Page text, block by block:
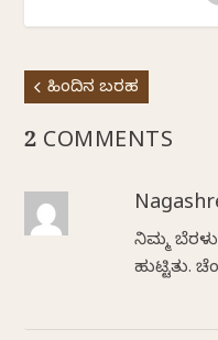
ಹಿಂದಿನ ಬರಹ
2 COMMENTS
ನಿಮ್ಮ
ಹುಟ್ಟಿತು.